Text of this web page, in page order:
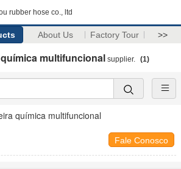
rubber hose co., ltd
About Us Factory Tour >>
multifuncional supplier. (1)
química multifuncional
Fale Conosco